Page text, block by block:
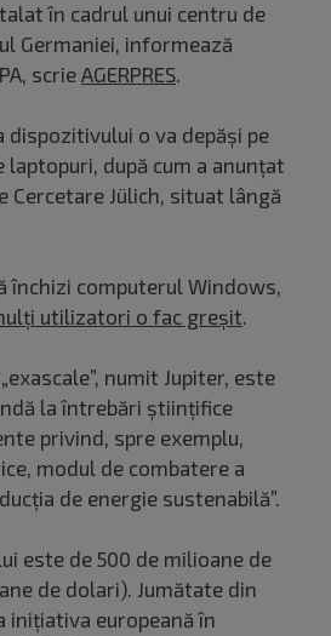
în cadrul unui centru de
Germaniei, informează
scrie AGERPRES.
dispozitivului o va depăşi pe
laptopuri, după cum a anunţat
Cercetare Jülich, situat lângă
închizi computerul Windows,
utilizatori o fac greșit.
numit Jupiter, este
la întrebări ştiinţifice
privind, spre exemplu,
modul de combatere a
de energie sustenabilă”.
este de 500 de milioane de
de dolari). Jumătate din
iniţiativa europeană în